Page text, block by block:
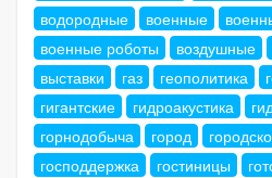
водородные
военные
военные роботы
воздушные
выставки
газ геополитика
гигантские
гидроакустика
горнодобыча
город
господдержка
гостиницы